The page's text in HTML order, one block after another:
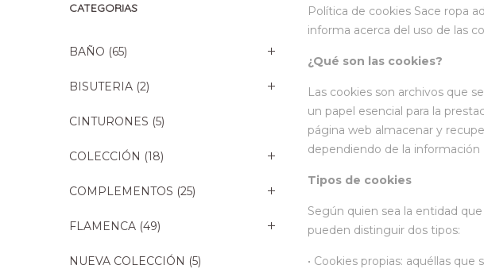
Política de cookies Sace ropa
informa acerca del uso de las
¿Qué son las cookies?
Las cookies son archivos que
un papel esencial para la
página web almacenar y
dependiendo de la información
Tipos de cookies
Según quien sea la entidad
pueden distinguir dos tipos:
• Cookies propias: aquéllas
CATEGORIAS
BAÑO (65)
BISUTERIA (2)
CINTURONES (5)
COLECCIÓN (18)
COMPLEMENTOS (25)
FLAMENCA (49)
NUEVA COLECCIÓN (5)